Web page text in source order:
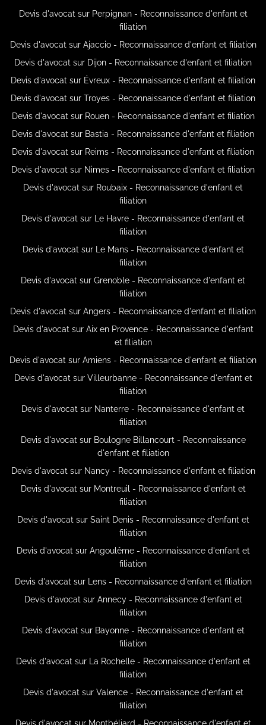
Devis d'avocat sur Perpignan - Reconnaissance d'enfant et
filiation
Devis d'avocat sur Ajaccio - Reconnaissance d'enfant et filiation
Devis d'avocat sur Dijon - Reconnaissance d'enfant et filiation
Devis d'avocat sur Évreux - Reconnaissance d'enfant et filiation
Devis d'avocat sur Troyes - Reconnaissance d'enfant et filiation
Devis d'avocat sur Rouen - Reconnaissance d'enfant et filiation
Devis d'avocat sur Bastia - Reconnaissance d'enfant et filiation
Devis d'avocat sur Reims - Reconnaissance d'enfant et filiation
Devis d'avocat sur Nimes - Reconnaissance d'enfant et filiation
Devis d'avocat sur Roubaix - Reconnaissance d'enfant et
filiation
Devis d'avocat sur Le Havre - Reconnaissance d'enfant et
filiation
Devis d'avocat sur Le Mans - Reconnaissance d'enfant et
filiation
Devis d'avocat sur Grenoble - Reconnaissance d'enfant et
filiation
Devis d'avocat sur Angers - Reconnaissance d'enfant et filiation
Devis d'avocat sur Aix en Provence - Reconnaissance d'enfant
et filiation
Devis d'avocat sur Amiens - Reconnaissance d'enfant et filiation
Devis d'avocat sur Villeurbanne - Reconnaissance d'enfant et
filiation
Devis d'avocat sur Nanterre - Reconnaissance d'enfant et
filiation
Devis d'avocat sur Boulogne Billancourt - Reconnaissance
d'enfant et filiation
Devis d'avocat sur Nancy - Reconnaissance d'enfant et filiation
Devis d'avocat sur Montreuil - Reconnaissance d'enfant et
filiation
Devis d'avocat sur Saint Denis - Reconnaissance d'enfant et
filiation
Devis d'avocat sur Angoulême - Reconnaissance d'enfant et
filiation
Devis d'avocat sur Lens - Reconnaissance d'enfant et filiation
Devis d'avocat sur Annecy - Reconnaissance d'enfant et
filiation
Devis d'avocat sur Bayonne - Reconnaissance d'enfant et
filiation
Devis d'avocat sur La Rochelle - Reconnaissance d'enfant et
filiation
Devis d'avocat sur Valence - Reconnaissance d'enfant et
filiation